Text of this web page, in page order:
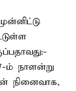
நாளன்று
நினைவாக,